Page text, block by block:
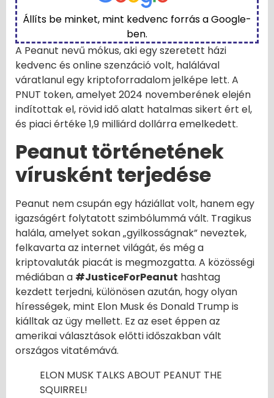
Állíts be minket, mint kedvenc forrás a Google-
ben.
A Peanut nevű mókus, aki egy szeretett házi
kedvenc és online szenzáció volt, halálával
váratlanul egy kriptoforradalom jelképe lett. A
PNUT token, amelyet 2024 novemberének elején
indítottak el, rövid idő alatt hatalmas sikert ért el,
és piaci értéke 1,9 milliárd dollárra emelkedett.
Peanut történetének
vírusként terjedése
Peanut nem csupán egy háziállat volt, hanem egy
igazságért folytatott szimbólummá vált. Tragikus
halála, amelyet sokan „gyilkosságnak” neveztek,
felkavarta az internet világát, és még a
kriptovaluták piacát is megmozgatta. A közösségi
médiában a #JusticeForPeanut hashtag
kezdett terjedni, különösen azután, hogy olyan
hírességek, mint Elon Musk és Donald Trump is
kiálltak az ügy mellett. Ez az eset éppen az
amerikai választások előtti időszakban vált
országos vitatémává.
ELON MUSK TALKS ABOUT PEANUT THE
SQUIRREL! ️